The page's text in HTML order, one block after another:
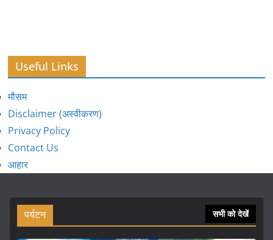
Useful Links
मौसम
Disclaimer (अस्वीकरण)
Privacy Policy
Contact Us
आहार
पर्यटन सभी को देखें